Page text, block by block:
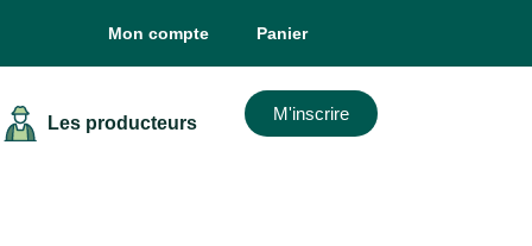
Mon compte Panier
Les producteurs M'inscrire